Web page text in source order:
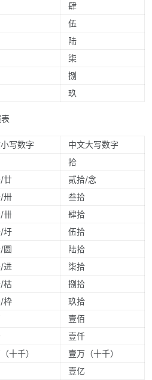
肆
伍
陆
柒
捌
玖
写数字
中文大写数字
拾
廿
贰拾/念
卅
叁拾
卌
肆拾
圩
伍拾
圆
陆拾
进
柒拾
枯
捌拾
枠
玖拾
壹佰
壹仟
十千）
壹万（十千）
壹亿